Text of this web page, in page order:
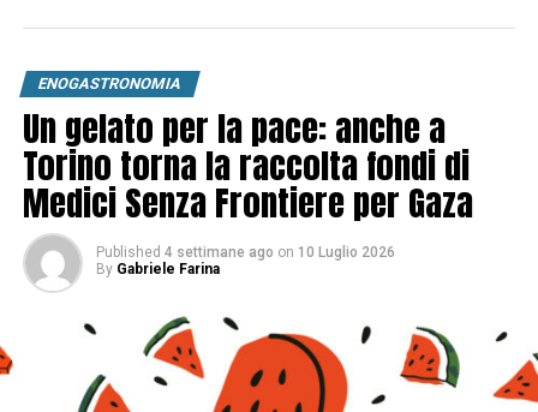
ENOGASTRONOMIA
Un gelato per la pace: anche a
Torino torna la raccolta fondi di
Medici Senza Frontiere per Gaza
Published 4 settimane ago on 10 Luglio 2026
By Gabriele Farina